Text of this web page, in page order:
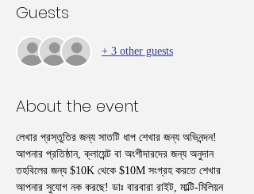
Guests
+ 3 other guests
About the event
লেখার প্রস্তুতির জন্য সাতটি ধাপ শেখার জন্য অভিনন্দন!
আপনার প্রতিষ্ঠান, ক্লায়েন্ট বা অংশীদারদের জন্য অনুদান
তহবিলের জন্য $10K থেকে $10M সংগ্রহ করতে শেখার
আপনার সুযোগ নক করছে! ডাঃ বারবারা রাইট, মাল্টি-মিলিয়ন